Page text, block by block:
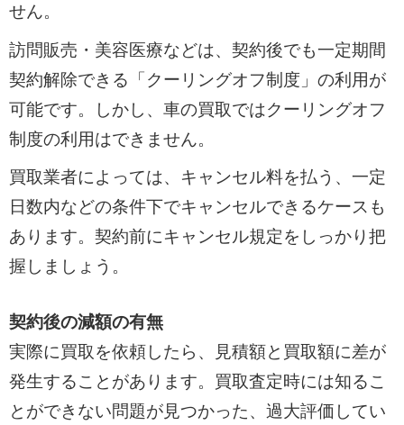
せん。
訪問販売・美容医療などは、契約後でも一定期間
契約解除できる「クーリングオフ制度」の利用が
可能です。しかし、車の買取ではクーリングオフ
制度の利用はできません。
買取業者によっては、キャンセル料を払う、一定
日数内などの条件下でキャンセルできるケースも
あります。契約前にキャンセル規定をしっかり把
握しましょう。
契約後の減額の有無
実際に買取を依頼したら、見積額と買取額に差が
発生することがあります。買取査定時には知るこ
とができない問題が見つかった、過大評価してい